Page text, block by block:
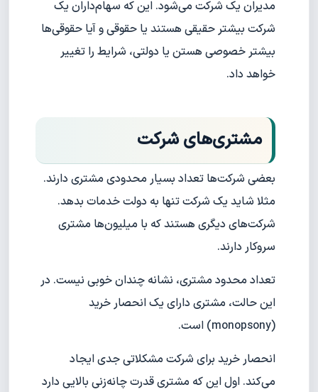
مدیران یک شرکت می‌شود. این که سهام‌داران یک
شرکت بیشتر حقیقی هستند یا حقوقی و آیا حقوقی‌ها
بیشتر خصوصی هستن یا دولتی، شرایط را تغییر
خواهد داد.
مشتری‌های شرکت
بعضی شرکت‌ها تعداد بسیار محدودی مشتری دارند.
مثلا شاید یک شرکت تنها به دولت خدمات بدهد.
شرکت‌های دیگری هستند که با میلیون‌ها مشتری
سروکار دارند.
تعداد محدود مشتری، نشانه چندان خوبی نیست. در
این حالت، مشتری دارای یک انحصار خرید
(monopsony) است.
انحصار خرید برای شرکت مشکلاتی جدی ایجاد
می‌کند. اول این که مشتری قدرت چانه‌زنی بالایی دارد